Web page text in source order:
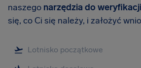
naszego narzędzia do weryfikacji
się, co Ci się należy, i założyć